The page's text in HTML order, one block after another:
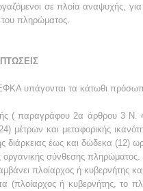
σε πλοία αναψυχής,
πληρώματος.
υπάγονται τα κάτωθι
( παραγράφου 2α άρθρου 3
μέτρων και μεταφορικής
διάρκειας έως και δώδεκα (12)
σύνθεσης πληρώματος.
πλοίαρχος ή κυβερνήτης
ή κυβερνήτης, το